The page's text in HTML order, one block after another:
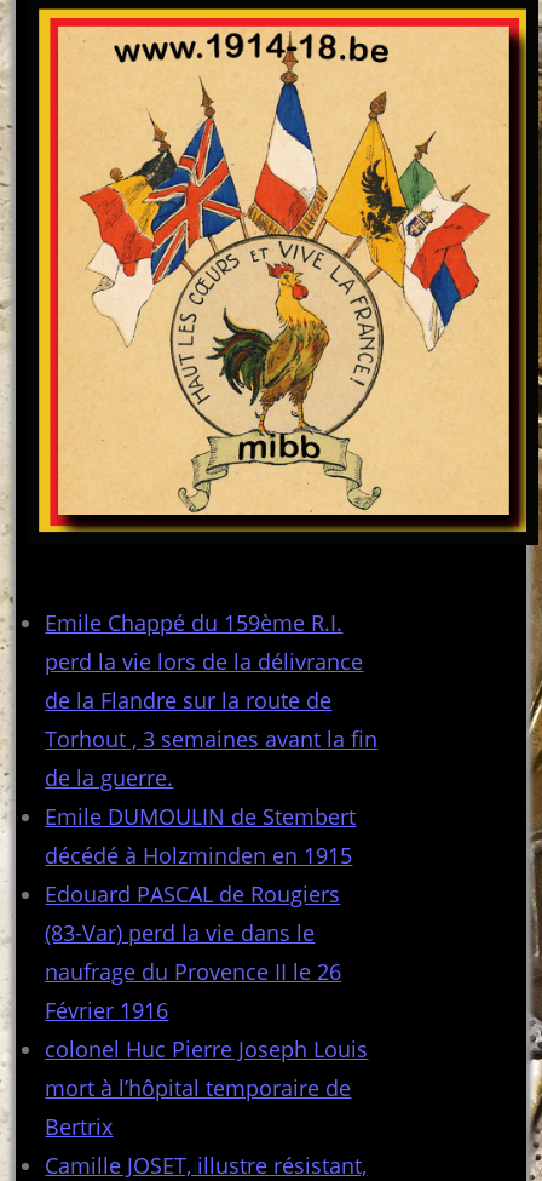
Emile Chappé du 159ème R.I.
perd la vie lors de la délivrance
de la Flandre sur la route de
Torhout , 3 semaines avant la fin
de la guerre.
Emile DUMOULIN de Stembert
décédé à Holzminden en 1915
Edouard PASCAL de Rougiers
(83-Var) perd la vie dans le
naufrage du Provence II le 26
Février 1916
colonel Huc Pierre Joseph Louis
mort à l’hôpital temporaire de
Bertrix
Camille JOSET, illustre résistant,